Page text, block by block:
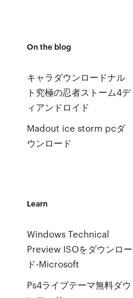
On the blog
キャラダウンロードナル
ト究極の忍者ストーム4デ
ィアンドロイド
Madout ice storm pcダ
ウンロード
Learn
Windows Technical
Preview ISOをダウンロー
ド-Microsoft
Ps4ライブテーマ無料ダウ